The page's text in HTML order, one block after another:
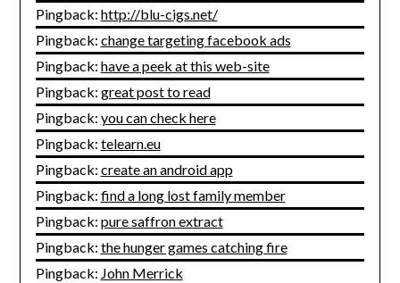
Pingback: http://blu-cigs.net/
Pingback: change targeting facebook ads
Pingback: have a peek at this web-site
Pingback: great post to read
Pingback: you can check here
Pingback: telearn.eu
Pingback: create an android app
Pingback: find a long lost family member
Pingback: pure saffron extract
Pingback: the hunger games catching fire
Pingback: John Merrick